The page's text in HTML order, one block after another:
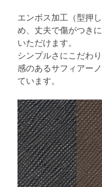
エンボス加工（型押
め、丈夫で傷がつき
いただけます。
シンプルさにこだわ
感のあるサフィアー
ています。